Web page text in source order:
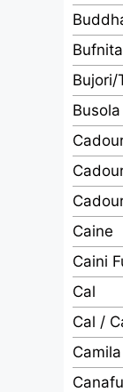
Bujori/
Caine
Caini
Cal
Cal /